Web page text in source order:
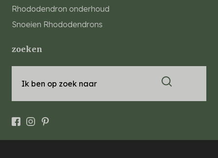
Rhododendron onderhoud
Snoeien Rhododendrons
zoeken
Ik ben op zoek naar